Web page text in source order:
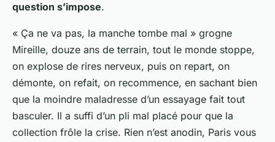
question s’impose.
« Ça ne va pas, la manche tombe mal » grogne
Mireille, douze ans de terrain, tout le monde stoppe,
on explose de rires nerveux, puis on repart, on
démonte, on refait, on recommence, en sachant bien
que la moindre maladresse d’un essayage fait tout
basculer. Il a suffi d’un pli mal placé pour que la
collection frôle la crise. Rien n’est anodin, Paris vous